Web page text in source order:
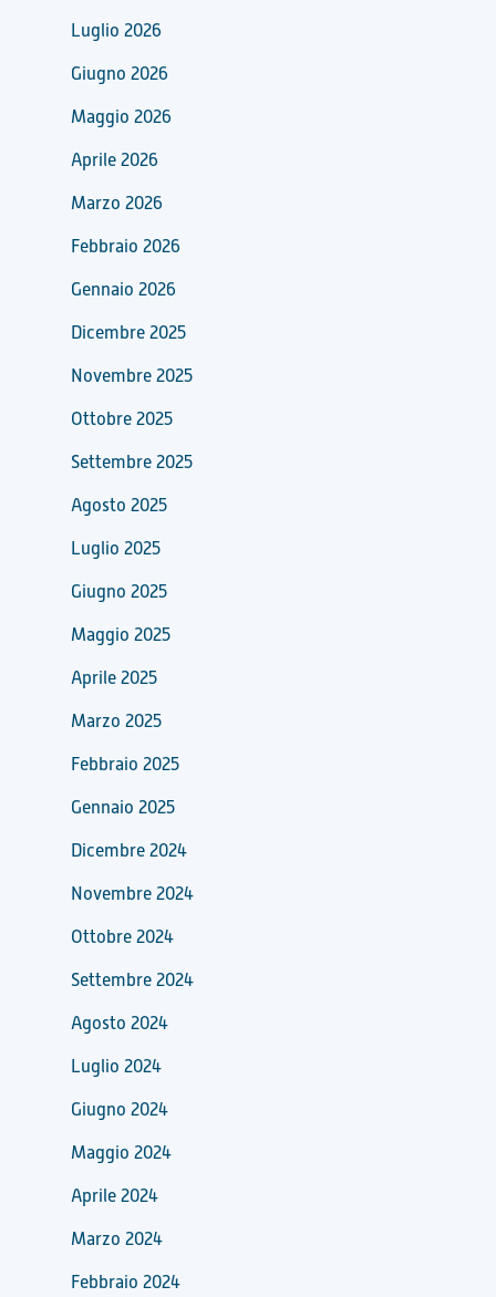
Luglio 2026
Giugno 2026
Maggio 2026
Aprile 2026
Marzo 2026
Febbraio 2026
Gennaio 2026
Dicembre 2025
Novembre 2025
Ottobre 2025
Settembre 2025
Agosto 2025
Luglio 2025
Giugno 2025
Maggio 2025
Aprile 2025
Marzo 2025
Febbraio 2025
Gennaio 2025
Dicembre 2024
Novembre 2024
Ottobre 2024
Settembre 2024
Agosto 2024
Luglio 2024
Giugno 2024
Maggio 2024
Aprile 2024
Marzo 2024
Febbraio 2024